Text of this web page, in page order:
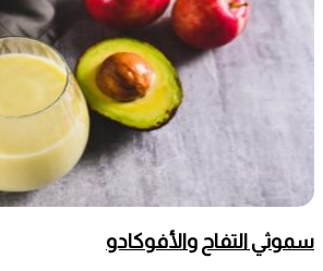
سموثي التفاح والأفوكادو